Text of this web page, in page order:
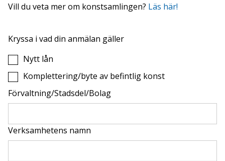
Vill du veta mer om konstsamlingen? Läs här!
Kryssa i vad din anmälan gäller
Nytt lån
Komplettering/byte av befintlig konst
Förvaltning/Stadsdel/Bolag
Verksamhetens namn